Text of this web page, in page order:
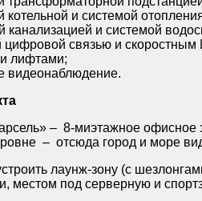
котельной и системой
канализацией и системой
цифровой связью и скоростным
лифтами;
видеонаблюдение.
– 8-миэтажное офисное
– отсюда город и море
лаунж-зону (с
местом под серверную и